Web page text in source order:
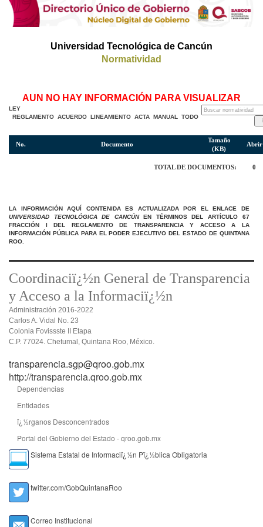
Universidad Tecnológica de Cancún
Normatividad
AUN NO HAY INFORMACIÓN PARA VISUALIZAR
LEY
REGLAMENTO ACUERDO LINEAMIENTO ACTA MANUAL TODO
No. Documento
Tamaño
(KB)
Abrir
TOTAL DE DOCUMENTOS: 0
LA INFORMACIÓN AQUÍ CONTENIDA ES ACTUALIZADA POR EL ENLACE DE
UNIVERSIDAD TECNOLÓGICA DE CANCÚNEN TÉRMINOS DEL ARTÍCULO 67
FRACCIÓN I DEL REGLAMENTO DE TRANSPARENCIA Y ACCESO A LA
INFORMACIÓN PÚBLICA PARA EL PODER EJECUTIVO DEL ESTADO DE QUINTANA
ROO.
Coordinaciï¿½n General de Transparencia
y Acceso a la Informaciï¿½n
Administración 2016-2022
Carlos A. Vidal No. 23
Colonia Fovissste II Etapa
C.P. 77024. Chetumal, Quintana Roo, México.
transparencia.sgp@qroo.gob.mx
http://transparencia.qroo.gob.mx
Dependencias
Entidades
ï¿½rganos Desconcentrados
Portal del Gobierno del Estado - qroo.gob.mx
Sistema Estatal de Informaciï¿½n Pï¿½blica Obligatoria
twitter.com/GobQuintanaRoo
Correo Institucional